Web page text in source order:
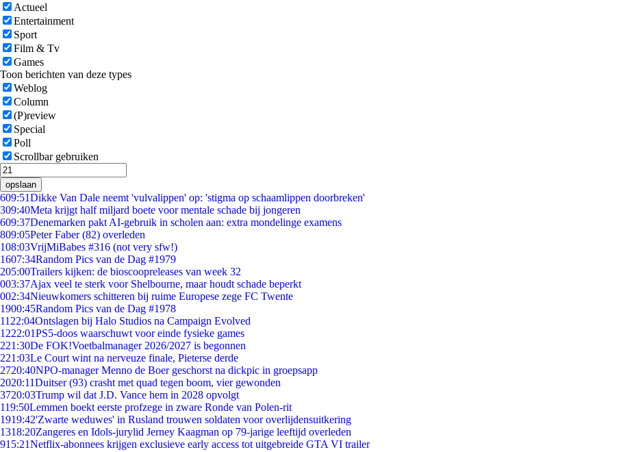
Actueel
Entertainment
Sport
Film & Tv
Games
Toon berichten van deze types
Weblog
Column
(P)review
Special
Poll
Scrollbar gebruiken
opslaan
609:51Dikke Van Dale neemt 'vulvalippen' op: 'stigma op schaamlippen doorbreken'
309:40Meta krijgt half miljard boete voor mentale schade bij jongeren
609:37Denemarken pakt AI-gebruik in scholen aan: extra mondelinge examens
809:05Peter Faber (82) overleden
108:03VrijMiBabes #316 (not very sfw!)
1607:34Random Pics van de Dag #1979
205:00Trailers kijken: de bioscoopreleases van week 32
003:37Ajax veel te sterk voor Shelbourne, maar houdt schade beperkt
002:34Nieuwkomers schitteren bij ruime Europese zege FC Twente
1900:45Random Pics van de Dag #1978
11 22:04Ontslagen bij Halo Studios na Campaign Evolved
1222:01PS5-doos waarschuwt voor einde fysieke games
221:30De FOK!Voetbalmanager 2026/2027 is begonnen
221:03Le Court wint na nerveuze finale, Pieterse derde
2720:40NPO-manager Menno de Boer geschorst na dickpic in groepsapp
2020:11Duitser (93) crasht met quad tegen boom, vier gewonden
3720:03Trump wil dat J.D. Vance hem in 2028 opvolgt
119:50Lemmen boekt eerste profzege in zware Ronde van Polen-rit
1919:42'Zwarte weduwes' in Rusland trouwen soldaten voor overlijdensuitkering
1318:20Zangeres en Idols-jurylid Jerney Kaagman op 79-jarige leeftijd overleden
915:21Netflix-abonnees krijgen exclusieve early access tot uitgebreide GTA VI trailer